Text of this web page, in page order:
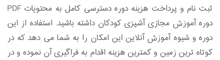
ثبت نام و پرداخت هزینه دوره دسترسی کامل به محتویات PDF
دوره آموزش مجازی آشپزی کودکان داشته باشید. استفاده از این
دوره و شیوه آموزش آنلاین این امکان را به شما می دهد که در
کوتاه ترین زمین و کمترین هزینه اقدام به فراگیری آن نموده و در